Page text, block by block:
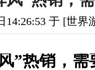
14:26:53 于 [世
”热销，